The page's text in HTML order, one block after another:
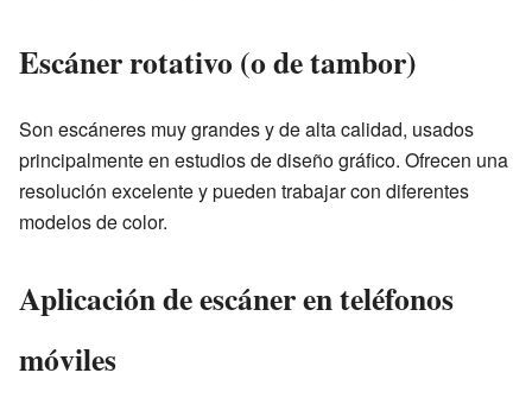
Escáner rotativo (o de tambor)
Son escáneres muy grandes y de alta calidad, usados
principalmente en estudios de diseño gráfico. Ofrecen una
resolución excelente y pueden trabajar con diferentes
modelos de color.
Aplicación de escáner en teléfonos
móviles